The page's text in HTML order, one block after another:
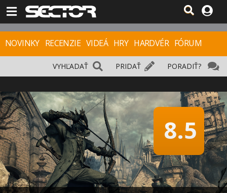
NOVINKY RECENZIE VIDEÁ HRY HARDVÉR FÓRUM
PORADIŤ?
PRIDAŤ
VYHĽADAŤ
8.5